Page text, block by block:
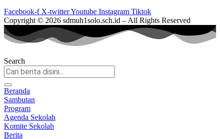
Facebook-f X-twitterYoutube Instagram Tiktok
Copyright © 2026 sdmuh1solo.sch.id – All Rights Reserved
Search
Beranda
Sambutan
Program
Agenda Sekolah
Komite Sekolah
Berita